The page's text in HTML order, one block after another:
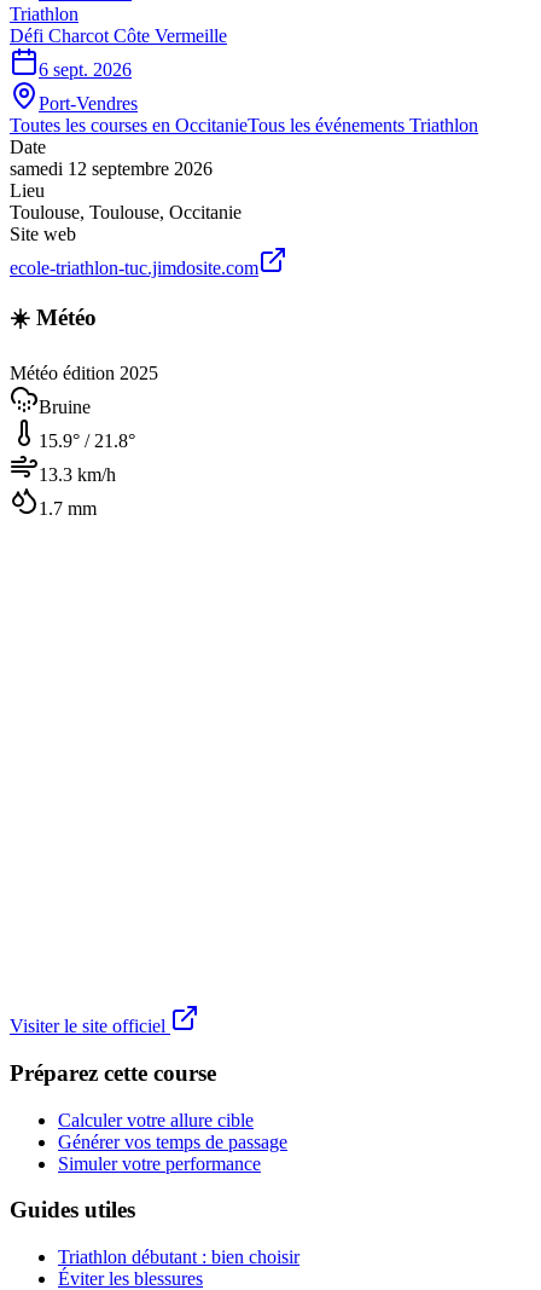
Triathlon
Défi Charcot Côte Vermeille
6 sept. 2026
Port-Vendres
Toutes les courses en OccitanieTous les événements Triathlon
Date
samedi 12 septembre 2026
Lieu
Toulouse, Toulouse, Occitanie
Site web
ecole-triathlon-tuc.jimdosite.com
☀️ Météo
Météo édition 2025
Bruine
15.9° / 21.8°
13.3 km/h
1.7 mm
Visiter le site officiel
Préparez cette course
Calculer votre allure cible
Générer vos temps de passage
Simuler votre performance
Guides utiles
Triathlon débutant : bien choisir
Éviter les blessures